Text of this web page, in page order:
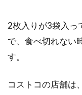
2枚入りが3袋入っ
で、食べ切れない
す。
コストコの店舗は